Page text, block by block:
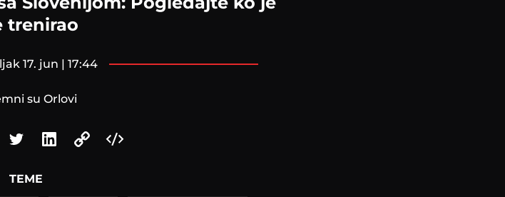
trenirao
17. jun | 17:44
su Orlovi
TEME